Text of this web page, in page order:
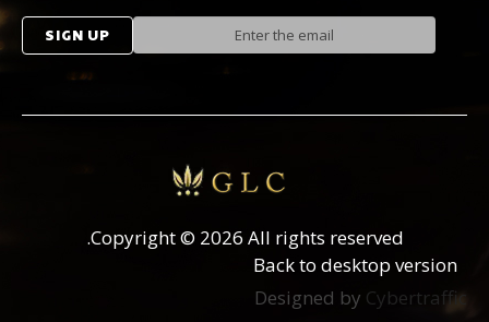
Copyright© 2026 All rights reserved.
Back to desktop version
Designed by Cybertraffic